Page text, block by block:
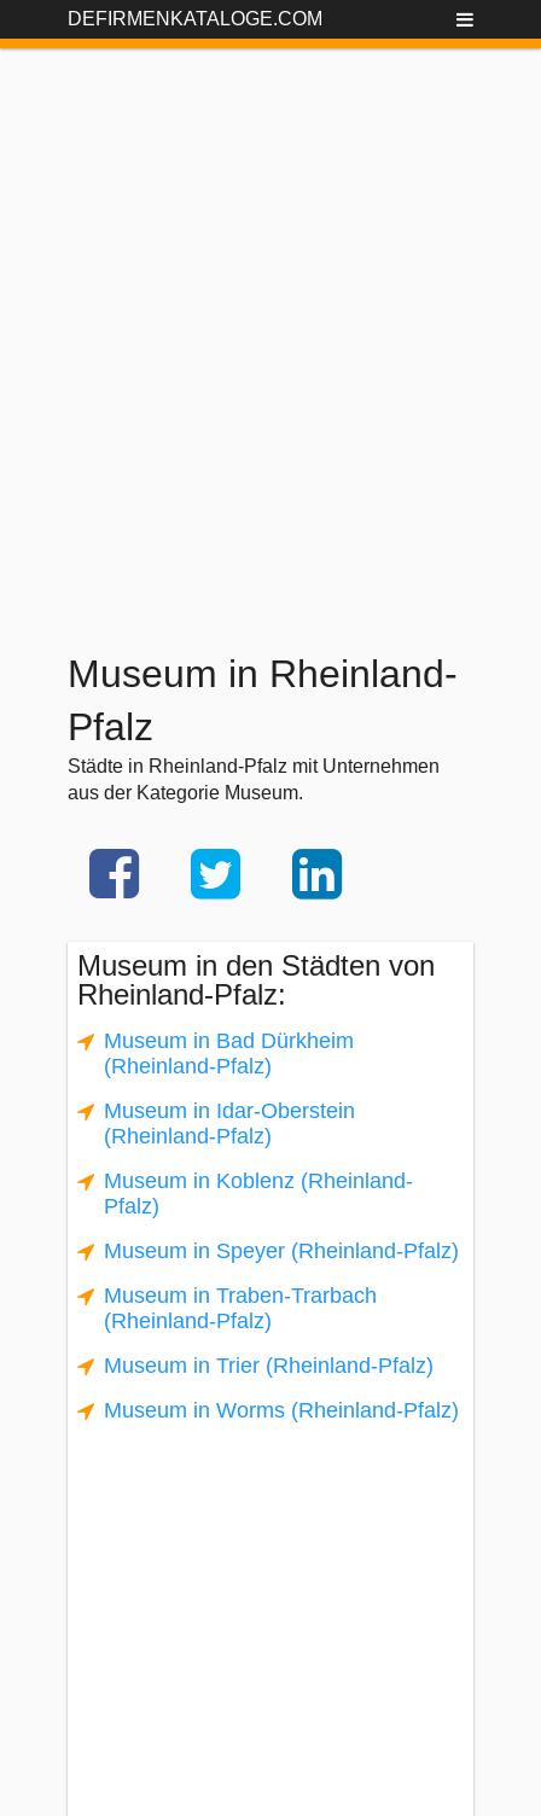
DEFIRMENKATALOGE.COM
Museum in Rheinland-
Pfalz
Städte in Rheinland-Pfalz mit Unternehmen
aus der Kategorie Museum.
Museum in den Städten von
Rheinland-Pfalz:
Museum in Bad Dürkheim
(Rheinland-Pfalz)
Museum in Idar-Oberstein
(Rheinland-Pfalz)
Museum in Koblenz (Rheinland-
Pfalz)
Museum in Speyer (Rheinland-Pfalz)
Museum in Traben-Trarbach
(Rheinland-Pfalz)
Museum in Trier (Rheinland-Pfalz)
Museum in Worms (Rheinland-Pfalz)